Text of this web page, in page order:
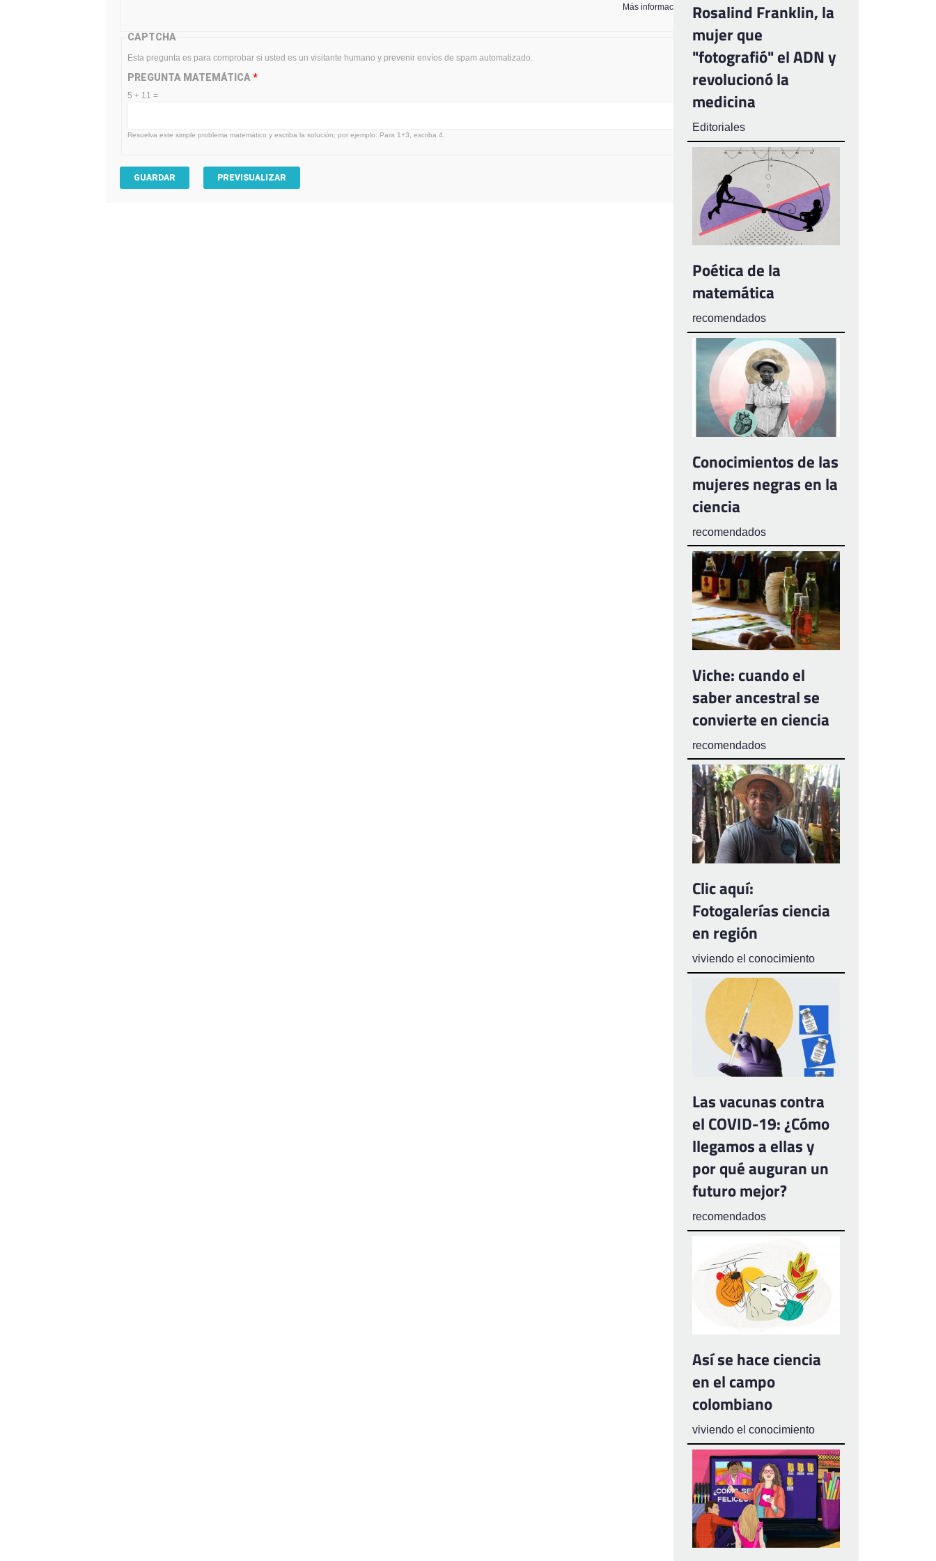
Más información sobre los formatos de texto
CAPTCHA
Esta pregunta es para comprobar si usted es un visitante humano y prevenir envíos de spam automatizado.
PREGUNTA MATEMÁTICA *
5 + 11 =
Resuelva este simple problema matemático y escriba la solución; por ejemplo: Para 1+3, escriba 4.
Rosalind Franklin, la
mujer que
"fotografió" el ADN y
revolucionó la
medicina
Editoriales
Poética de la
matemática
recomendados
Conocimientos de las
mujeres negras en la
ciencia
recomendados
Viche: cuando el
saber ancestral se
convierte en ciencia
recomendados
Clic aquí:
Fotogalerías ciencia
en región
viviendo el conocimiento
Las vacunas contra
el COVID-19: ¿Cómo
llegamos a ellas y
por qué auguran un
futuro mejor?
recomendados
Así se hace ciencia
en el campo
colombiano
viviendo el conocimiento